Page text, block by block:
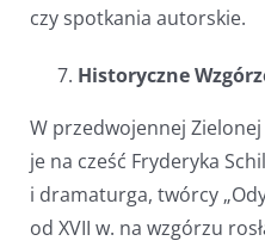
czy spotkania autorskie.
Historyczne
W przedwojennej
je na cześć Fryderyka
i dramaturga, twórcy
od XVII w. na wzgórzu